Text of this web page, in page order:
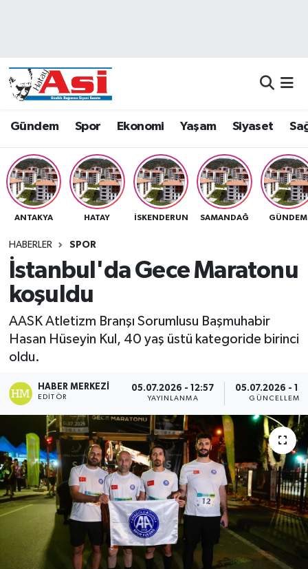
Gündem Spor Ekonomi Yaşam Siyaset
ANTAKYA HATAY İSKENDERUN SAMANDAĞ GÜNDEM
HABERLER SPOR
İstanbul'da Gece Maratonu
koşuldu
AASK Atletizm Branşı Sorumlusu Başmuhabir
Hasan Hüseyin Kul, 40 yaş üstü kategoride birinci
oldu.
HABER MERKEZI
EDITÖR
05.07.2026 - 12:57
YAYINLANMA
05.07.2026 -
GÜNCELLEME
Dünya
Eğitim
Ekonomi
Gündem
Sağlık
Siyaset
Spor
Yaşam
Hava Durumu
Namaz Vakitleri
Trafik Durumu
Süper Lig Puan Durumu ve Fikstür
Son Dakika Haberleri
Haber Arşivi